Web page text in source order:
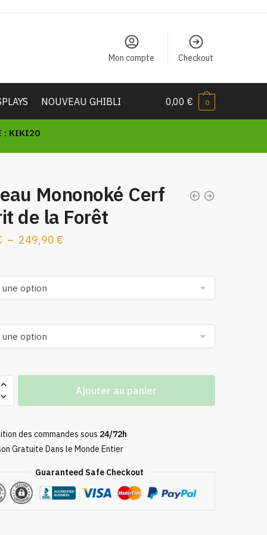
Mon compte Checkout
NOUVEAU GHIBLI 0,00€ 0
: KIKI20
Mononoké Cerf
de la Forêt
– 249,90 €Plage
prix :
249,90 €
Ajouter au panier
des commandes sous 24/72h
Gratuite Dans le Monde Entier
Guaranteed Safe Checkout